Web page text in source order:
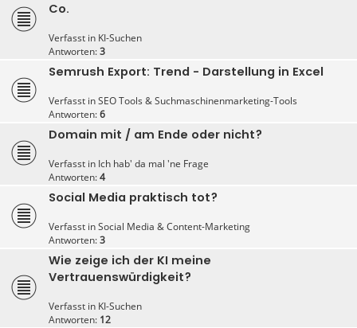
Co.
Verfasst in KI-Suchen
Antworten:3
Semrush Export: Trend - Darstellung in Excel
Verfasst inSEO Tools & Suchmaschinenmarketing-Tools
Antworten:6
Domain mit / am Ende oder nicht?
Verfasst in Ich hab' da mal 'ne Frage
Antworten:4
Social Media praktisch tot?
Verfasst inSocial Media & Content-Marketing
Antworten:3
Wie zeige ich der KI meine
Vertrauenswürdigkeit?
Verfasst in KI-Suchen
Antworten: 12